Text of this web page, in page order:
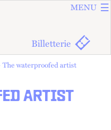
ALLER
ALLER
MENU
Billetterie
The waterproofed artist
ARTIST